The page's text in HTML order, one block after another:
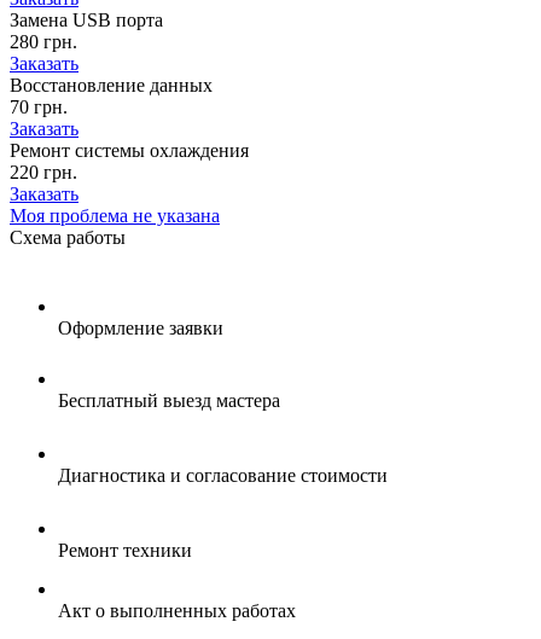
Замена USB порта
280 грн.
Заказать
Восстановление данных
70 грн.
Заказать
Ремонт системы охлаждения
220 грн.
Заказать
Моя проблема не указана
Схема работы
Оформление заявки
Бесплатный выезд мастера
Диагностика и согласование стоимости
Ремонт техники
Акт о выполненных работах